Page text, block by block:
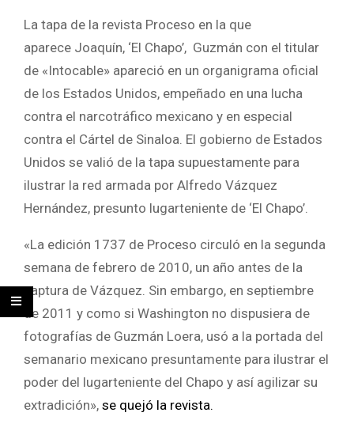
La tapa de la revista Proceso en la que
aparece Joaquín, ‘El Chapo’, Guzmán con el titular
de «Intocable» apareció en un organigrama oficial
de los Estados Unidos, empeñado en una lucha
contra el narcotráfico mexicano y en especial
contra el Cártel de Sinaloa. El gobierno de Estados
Unidos se valió de la tapa supuestamente para
ilustrar la red armada por Alfredo Vázquez
Hernández, presunto lugarteniente de ‘El Chapo’.
«La edición 1737 de Proceso circuló en la segunda
semana de febrero de 2010, un año antes de la
captura de Vázquez. Sin embargo, en septiembre
de 2011 y como si Washington no dispusiera de
fotografías de Guzmán Loera, usó a la portada del
semanario mexicano presuntamente para ilustrar el
poder del lugarteniente del Chapo y así agilizar su
extradición», se quejó la revista.